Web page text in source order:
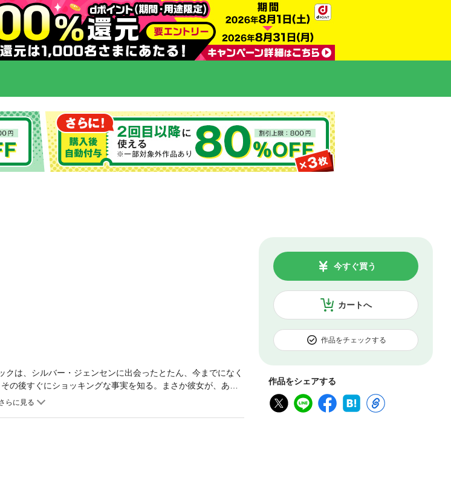
カートへ
今すぐ買う
作品をチェックする
作品をシェアする
は、シルバー・ジェンセンに出会ったとたん、今までになく
の後すぐにショッキングな事実を知る。まさか彼女が、あの
ョックを受けている場合ではない。かつてキャルは僕の双
のハンサムで強引なカウボーイ、デックは、いつの間にか私